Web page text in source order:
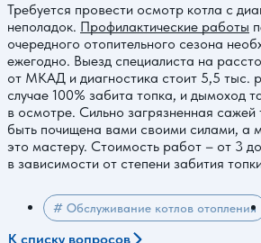
Требуется провести осмотр котла с
неполадок. Профилактические работы
очередного отопительного сезона
ежегодно. Выезд специалиста на
от МКАД и диагностика стоит 5,5 тыс.
случае 100% забита топка, и дымоход
в осмотре. Сильно загрязненная
быть почищена вами своими силами, а
это мастеру. Стоимость работ – от 3
в зависимости от степени забития
# Обслуживание котлов отопления
К списку вопросов